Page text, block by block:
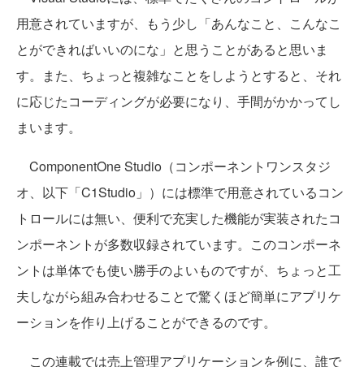
用意されていますが、もう少し「あんなこと、こんなこ
とができればいいのにな」と思うことがあると思いま
す。また、ちょっと複雑なことをしようとすると、それ
に応じたコーディングが必要になり、手間がかかってし
まいます。
ComponentOne Studio（コンポーネントワンスタジ
オ、以下「C1Studio」）には標準で用意されているコン
トロールには無い、便利で充実した機能が実装されたコ
ンポーネントが多数収録されています。このコンポーネ
ントは単体でも使い勝手のよいものですが、ちょっと工
夫しながら組み合わせることで驚くほど簡単にアプリケ
ーションを作り上げることができるのです。
この連載では売上管理アプリケーションを例に、誰で